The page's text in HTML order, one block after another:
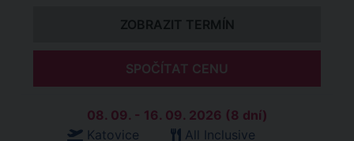
ZOBRAZIT TERMÍN
SPOČÍTAT CENU
08. 09. - 16. 09. 2026 (8 dní)
Katovice
All Inclusive